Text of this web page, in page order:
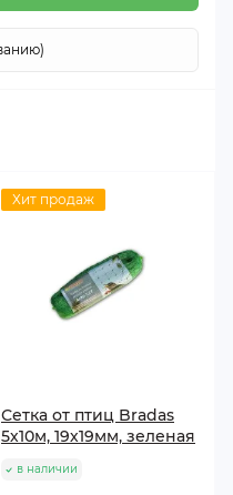
Хит продаж
Сетка от птиц Bradas
5х10м, 19х19мм, зеленая
в наличии